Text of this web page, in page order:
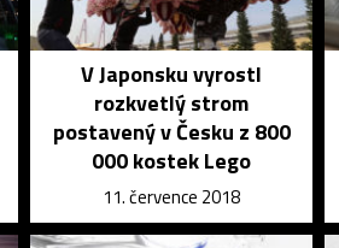
V Japonsku vyrostl
rozkvetlý strom
postavený v Česku z 800
000 kostek Lego
11. července 2018